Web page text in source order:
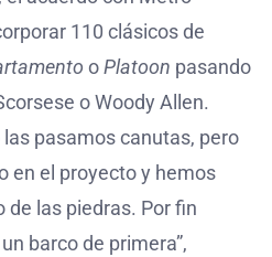
110 clásicos de
oPlatoon pasando
o Woody Allen.
pasamos canutas, pero
en el proyecto y hemos
de las piedras. Por fin
barco de primera”,